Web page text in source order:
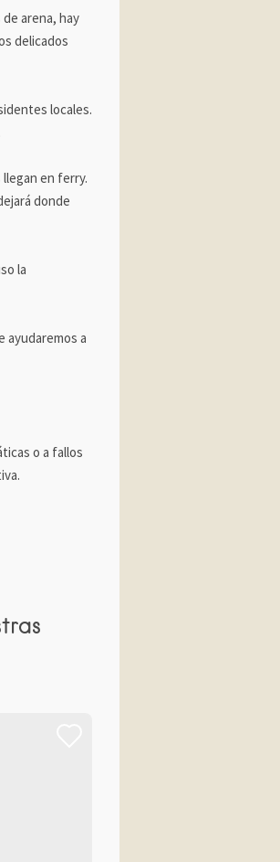
arena, hay
delicados
locales.
en ferry.
donde
la
ayudaremos a
o a fallos